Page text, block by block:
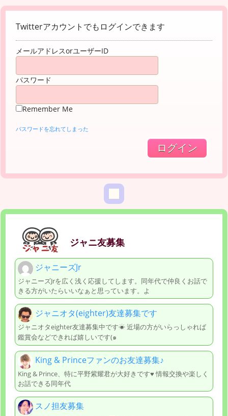
Twitterアカウントでもログインできます
メールアドレスorユーザーID
パスワード
Remember Me
パスワードを忘れてしまった
ジャニ友募集
ジャニーズJr
ジャニーズJrを広く浅く応援してします。同年代で仲良くお話で
きる方がいたらいいなぁと思っています。よ
ジャニオタ(eighter)友達募集です
ジャニオタeighter友達募集中です☀︎ 近場の方がいらっしゃれば
鑑賞会などできれば嬉しいです(๑
King & Princeファンのお友達募集♪
King & Prince、特に平野紫耀君が大好きです♥️ 情報交換や楽しく
お話できる同年代
スノ担友募集